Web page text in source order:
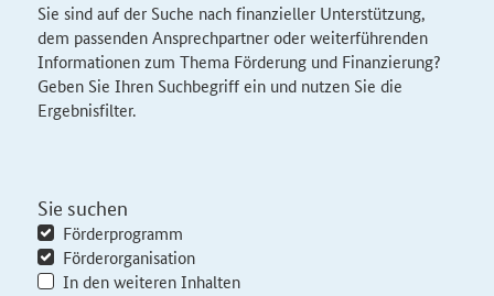
Sie sind auf der Suche nach finanzieller Unterstützung,
dem passenden Ansprechpartner oder weiterführenden
Informationen zum Thema Förderung und Finanzierung?
Geben Sie Ihren Suchbegriff ein und nutzen Sie die
Ergebnisfilter.
Sie suchen
Förderprogramm
Förderorganisation
In den weiteren Inhalten